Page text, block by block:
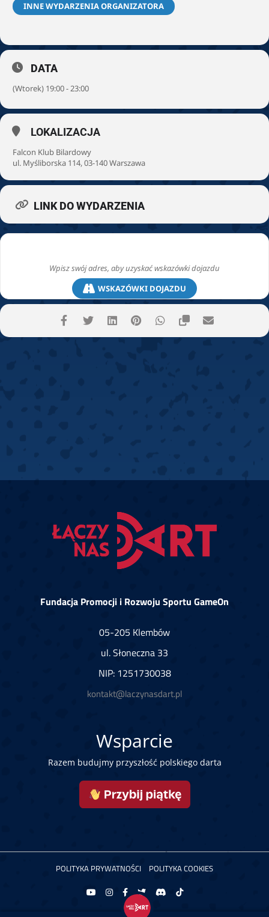
INNE WYDARZENIA ORGANIZATORA
DATA
(Wtorek) 19:00 - 23:00
LOKALIZACJA
Falcon Klub Bilardowy
ul. Myśliborska 114, 03-140 Warszawa
LINK DO WYDARZENIA
WSKAZÓWKI DOJAZDU
Fundacja Promocji i Rozwoju Sportu GameOn
05-205 Klembów
ul. Słoneczna 33
NIP: 1251730038
kontakt@laczynasdart.pl
Wsparcie
Razem budujmy przyszłość polskiego darta
POLITYKA PRYWATNOŚCI POLITYKA COOKIES